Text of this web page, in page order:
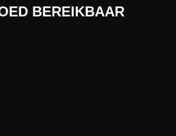
BEREIKBAAR